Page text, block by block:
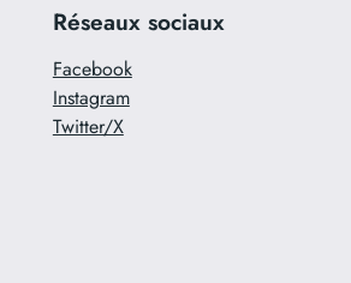
Réseaux sociaux
Facebook
Instagram
Twitter/X